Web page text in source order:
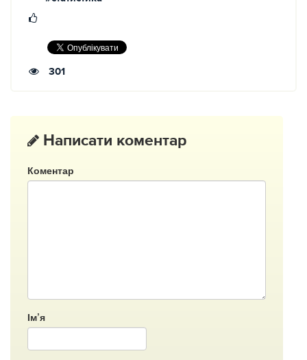
301
Написати коментар
Коментар
Ім’я